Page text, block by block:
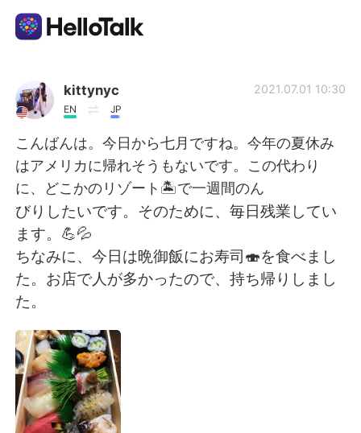
AI Grammar Checker
Español
English
繁體中文 العربية
日本語
Русский
kittynyc
EN JP
2021.07.01 10:30
こんばんは。今日から七月ですね。今年の夏休み
はアメリカに帰れそうもないです。この代わり
に、どこかのリゾート🏝で一週間のん
びりしたいです。そのために、毎日残業してい
ます。💪💦
ちなみに、今日は晩御飯にお寿司🍣を食べまし
た。お店で人が多かったので、持ち帰りしまし
た。